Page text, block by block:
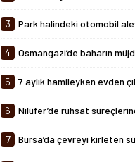
arasında...
3 Park halindeki otomobil
4 Osmangazi’de baharın müjdesi
5 7 aylık hamileyken evden
6 Nilüfer’de ruhsat süreçlerinde
7 Bursa’da çevreyi kirleten